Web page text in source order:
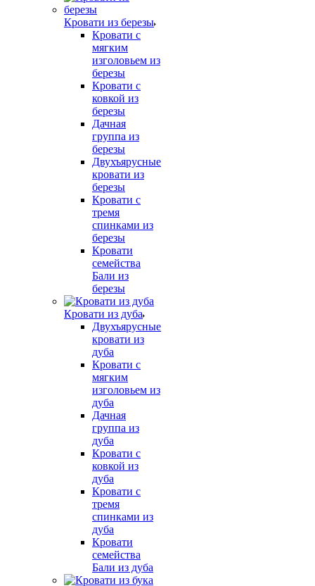
Кровати из березы
Кровати с
мягким
изголовьем из
березы
Кровати с
ковкой из
березы
Дачная
группа из
березы
Двухъярусные
кровати из
березы
Кровати с
тремя
спинками из
березы
Кровати
семейства
Бали из
березы
Кровати из дуба
Двухъярусные
кровати из
дуба
Кровати с
мягким
изголовьем из
дуба
Дачная
группа из
дуба
Кровати с
ковкой из
дуба
Кровати с
тремя
спинками из
дуба
Кровати
семейства
Бали из дуба